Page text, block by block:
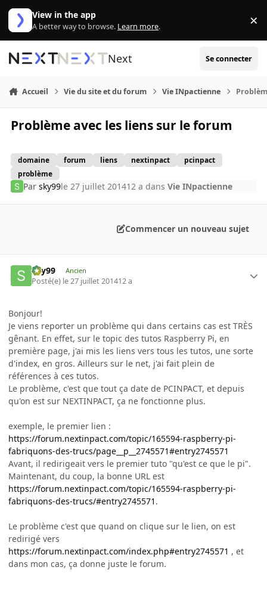
Aller au contenu
View in the app
A better way to browse. Learn more. ×
Next Se connecter
Accueil Vie du site et du forum Vie INpactienne
Problème avec les liens sur le forum
domaine forum liens nextinpact
pcinpact
problème
Parsky99le 27 juillet 201412 a dansVie INpactienne
Commencer un nouveau sujet
sky99 Ancien
Posté(e) le 27 juillet 201412 a
Bonjour!
Je viens reporter un problème qui dans certains cas est TRÈS
gênant. En effet, sur le topic des tutos Raspberry Pi, en
première page, j'ai mis les liens vers tous les tutos, une sorte
d'index, en gros. Ailleurs sur le net, j'ai fait plein de
références à ces tutos.
Le problème, c'est que tout ça date de PCINPACT, et depuis
qu'on est sur NEXTINPACT, ça ne fonctionne plus.
exemple, le premier lien :
https://forum.nextinpact.com/topic/165594-raspberry-pi-
fabriquons-des-trucs/page__p__2745571#entry2745571
Avant, il redirigeait vers le premier tuto "qu'est ce que le pi".
Maintenant, du coup, la bonne URL est
https://forum.nextinpact.com/topic/165594-raspberry-pi-
fabriquons-des-trucs/#entry2745571 .
Le problème c'est que quand on clique sur le lien, on est
redirigé vers
https://forum.nextinpact.com/index.php#entry2745571 , et
dans mon cas, ça donne juste le forum.